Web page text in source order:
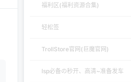
福利区(福利资源合集)
轻松签
TrollStore官网(巨魔官网)
lsp必备の秒开、高清~准备发车